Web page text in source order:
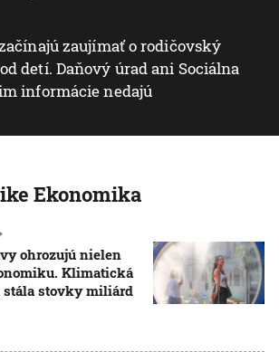
zaujímať o rodičovský
detí. Daňový úrad ani Sociálna
informácie nedajú
Ekonomika
ohrozujú nielen
Klimatická
stála stovky miliárd